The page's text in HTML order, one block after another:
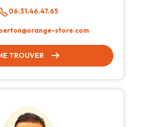
06.31.46.47.65
store.com
TROUVER